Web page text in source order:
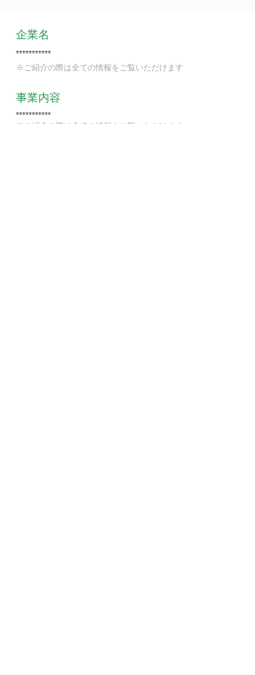
企業名
***********
※ご紹介の際は全ての情報をご覧いただけます
事業内容
***********
※ご紹介の際は全ての情報をご覧いただけます